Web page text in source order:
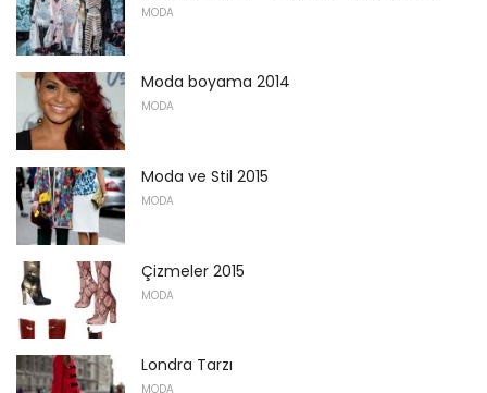
MODA
Moda boyama 2014
MODA
Moda ve Stil 2015
MODA
Çizmeler 2015
MODA
Londra Tarzı
MODA